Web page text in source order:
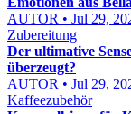
AUTOR • Jul 29,
Zubereitung
Der ultimative
überzeugt?
AUTOR • Jul 29,
Kaffeezubehör